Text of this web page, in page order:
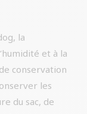
la
et à la
conservation
les
du sac, de